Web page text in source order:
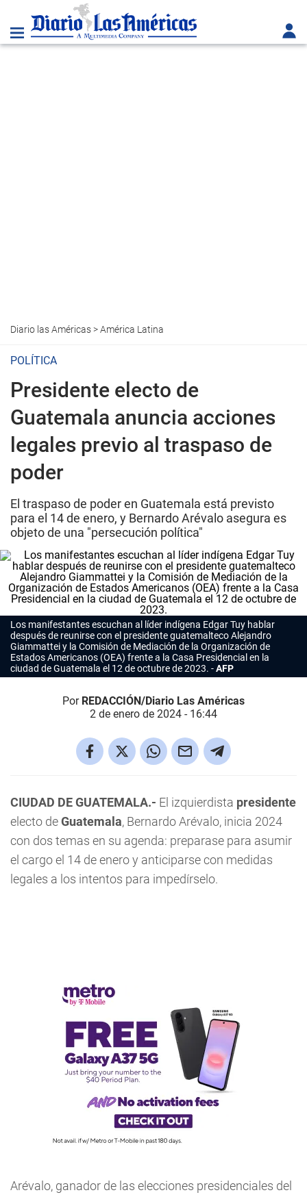
Diario las Américas>América Latina
POLÍTICA
Presidente electo de
Guatemala anuncia acciones
legales previo al traspaso de
poder
El traspaso de poder en Guatemala está previsto
para el 14 de enero, y Bernardo Arévalo asegura es
objeto de una "persecución política"
Los manifestantes escuchan al líder indígena Edgar Tuy hablar
después de reunirse con el presidente guatemalteco Alejandro
Giammattei y la Comisión de Mediación de la Organización de
Estados Americanos (OEA) frente a la Casa Presidencial en la
ciudad de Guatemala el 12 de octubre de 2023.
AFP
Por REDACCIÓN/Diario Las Américas
2 de enero de 2024 - 16:44
CIUDAD DE GUATEMALA.- El izquierdista presidente
electo deGuatemala, Bernardo Arévalo, inicia 2024
con dos temas en su agenda: preparase para asumir
el cargo el 14 de enero y anticiparse con medidas
legales a los intentos para impedírselo.
Arévalo, ganador de las elecciones presidenciales del